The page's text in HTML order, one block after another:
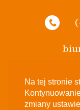
Na tej stronie
zmiany